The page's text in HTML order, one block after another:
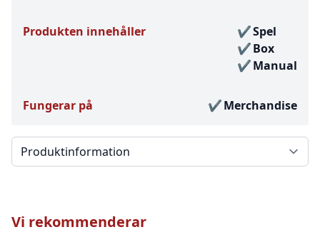
Produkten innehåller
Spel
Box
Manual
Fungerar på Merchandise
Välj en flik
Vi rekommenderar